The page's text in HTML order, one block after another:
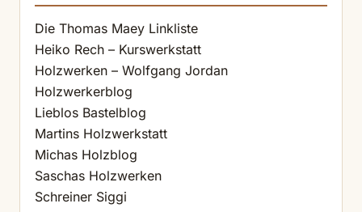
Die Thomas Maey Linkliste
Heiko Rech – Kurswerkstatt
Holzwerken – Wolfgang Jordan
Holzwerkerblog
Lieblos Bastelblog
Martins Holzwerkstatt
Michas Holzblog
Saschas Holzwerken
Schreiner Siggi